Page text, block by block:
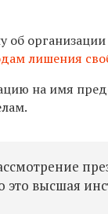
об
лишения
на имя
это высшая